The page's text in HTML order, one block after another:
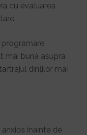
cu evaluarea
mai bună asupra
dinților mai
înainte de